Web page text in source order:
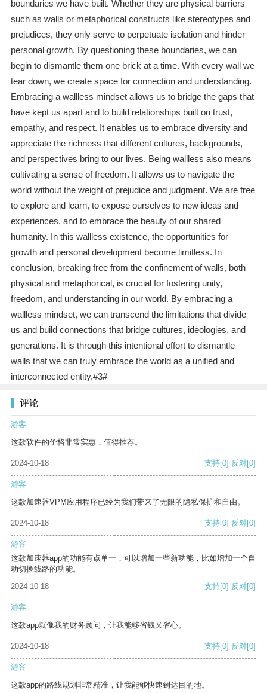
boundaries we have built. Whether they are physical barriers
such as walls or metaphorical constructs like stereotypes and
prejudices, they only serve to perpetuate isolation and hinder
personal growth. By questioning these boundaries, we can
begin to dismantle them one brick at a time. With every wall we
tear down, we create space for connection and understanding.
Embracing a wallless mindset allows us to bridge the gaps that
have kept us apart and to build relationships built on trust,
empathy, and respect. It enables us to embrace diversity and
appreciate the richness that different cultures, backgrounds,
and perspectives bring to our lives. Being wallless also means
cultivating a sense of freedom. It allows us to navigate the
world without the weight of prejudice and judgment. We are free
to explore and learn, to expose ourselves to new ideas and
experiences, and to embrace the beauty of our shared
humanity. In this wallless existence, the opportunities for
growth and personal development become limitless. In
conclusion, breaking free from the confinement of walls, both
physical and metaphorical, is crucial for fostering unity,
freedom, and understanding in our world. By embracing a
wallless mindset, we can transcend the limitations that divide
us and build connections that bridge cultures, ideologies, and
generations. It is through this intentional effort to dismantle
walls that we can truly embrace the world as a unified and
interconnected entity.#3#
评论
游客
这款软件的价格非常实惠，值得推荐。
2024-10-18 支持[0] 反对[0]
游客
这款加速器VPM应用程序已经为我们带来了无限的隐私保护和自由。
2024-10-18 支持[0] 反对[0]
游客
这款加速器app的功能有点单一，可以增加一些新功能，比如增加一个自
动切换线路的功能。
2024-10-18
支持[0] 反对[0]
游客
这款app就像我的财务顾问，让我能够省钱又省心。
2024-10-18 支持[0] 反对[0]
游客
这款app的路线规划非常精准，让我能够快速到达目的地。